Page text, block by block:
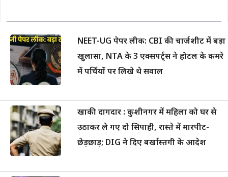
NEET-UG पेपर लीक: CBI की चार्जशीट में बड़ा
खुलासा, NTA के 3 एक्सपर्ट्स ने होटल के कमरे
में पर्चियों पर लिखे थे सवाल
खाकी दागदार : कुशीनगर में महिला को घर से
उठाकर ले गए दो सिपाही, रास्ते में मारपीट-
छेड़छाड़; DIG ने दिए बर्खास्तगी के आदेश